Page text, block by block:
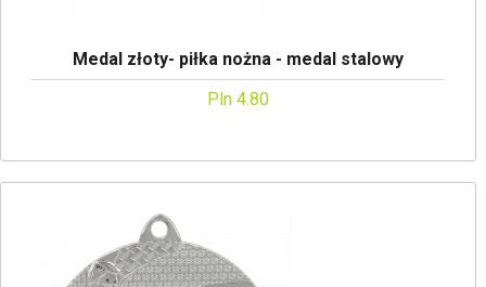
Medal złoty- piłka nożna - medal stalowy
Pln 4.80